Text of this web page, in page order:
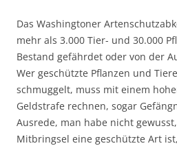
Das Washingtoner
mehr als 3.000 Tier- und 30.000
Bestand gefährdet oder von der
Wer geschützte Pflanzen und
schmuggelt, muss mit einem
Geldstrafe rechnen, sogar
Ausrede, man habe nicht
Mitbringsel eine geschützte Art